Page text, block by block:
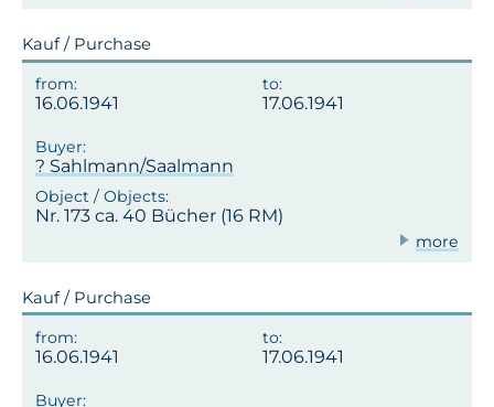
Kauf / Purchase
16.06.1941 17.06.1941
? Sahlmann/Saalmann
Nr. 173 ca. 40 Bücher (16 RM)
more
Kauf / Purchase
16.06.1941 17.06.1941